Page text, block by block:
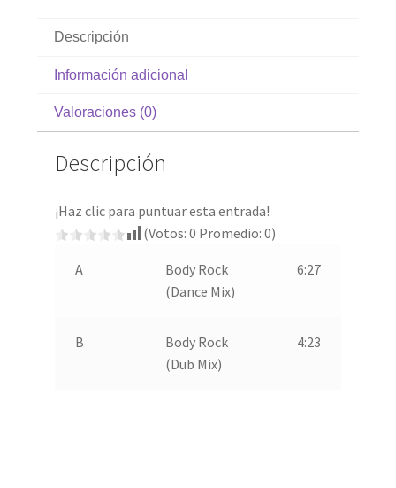
Descripción
Información adicional
Valoraciones (0)
Descripción
¡Haz clic para puntuar esta entrada!
(Votos: 0 Promedio: 0)
A
Body Rock
(Dance Mix)
6:27
B
Body Rock
(Dub Mix)
4:23